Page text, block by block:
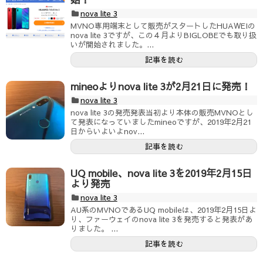
nova lite 3
MVNO専用端末として販売がスタートしたHUAWEIの
nova lite 3ですが、この４月よりBIGLOBEでも取り扱
いが開始されました。...
記事を読む
mineoよりnova lite 3が2月21日に発売！
nova lite 3
nova lite 3の発売発表当初より本体の販売MVNOとし
て発表になっていましたmineoですが、2019年2月21
日からいよいよnov...
記事を読む
UQ mobile、nova lite 3を2019年2月15日
より発売
nova lite 3
AU系のMVNOであるUQ mobileは、2019年2月15日よ
り、ファーウェイのnova lite 3を発売すると発表があ
りました。 ...
記事を読む